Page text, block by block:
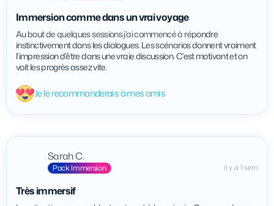
Immersion comme dans un vrai voyage
Au bout de quelques sessions j’ai commencé à répondre
instinctivement dans les dialogues. Les scénarios donnent vraiment
l’impression d’être dans une vraie discussion. C’est motivant et on
voit les progrès assez vite.
Je le recommanderais à mes amis
Sarah C.
Pack Immersion il y a 1 sem
Très immersif